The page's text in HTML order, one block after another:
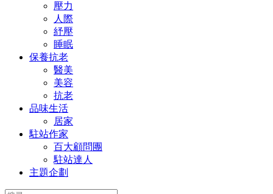
壓力
人際
紓壓
睡眠
保養抗老
醫美
美容
抗老
品味生活
居家
駐站作家
百大顧問團
駐站達人
主題企劃